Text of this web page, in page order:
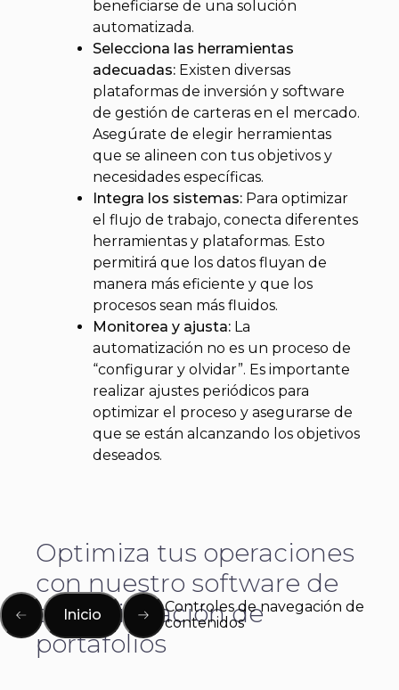
beneficiarse de una solución
automatizada.
Selecciona las herramientas
adecuadas: Existen diversas
plataformas de inversión y software
de gestión de carteras en el mercado.
Asegúrate de elegir herramientas
que se alineen con tus objetivos y
necesidades específicas.
Integra los sistemas: Para optimizar
el flujo de trabajo, conecta diferentes
herramientas y plataformas. Esto
permitirá que los datos fluyan de
manera más eficiente y que los
procesos sean más fluidos.
Monitorea y ajusta: La
automatización no es un proceso de
“configurar y olvidar”. Es importante
realizar ajustes periódicos para
optimizar el proceso y asegurarse de
que se están alcanzando los objetivos
deseados.
Optimiza tus operaciones
con nuestro software de
administración de
portafolios
Inicio
Controles de navegación de
contenidos